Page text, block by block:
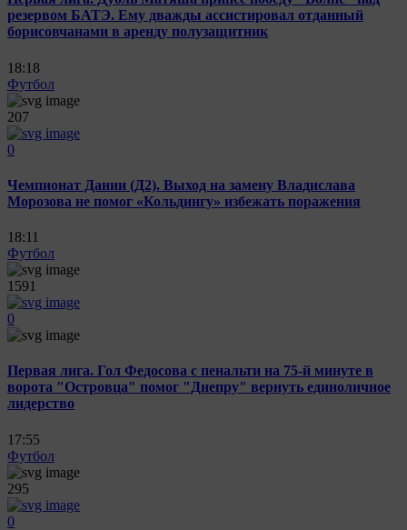
резервом БАТЭ. Ему дважды ассистировал отданный
борисовчанами в аренду полузащитник
18:18
Футбол
207
0
Чемпионат Дании (Д2). Выход на замену Владислава
Морозова не помог «Кольдингу» избежать поражения
18:11
Футбол
1591
0
Первая лига. Гол Федосова с пенальти на 75-й минуте в
ворота "Островца" помог "Днепру" вернуть единоличное
лидерство
17:55
Футбол
295
0